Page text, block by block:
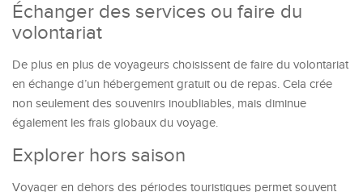
Échanger des services ou faire du
volontariat
De plus en plus de voyageurs choisissent de faire du volontariat
en échange d’un hébergement gratuit ou de repas. Cela crée
non seulement des souvenirs inoubliables, mais diminue
également les frais globaux du voyage.
Explorer hors saison
Voyager en dehors des périodes touristiques permet souvent